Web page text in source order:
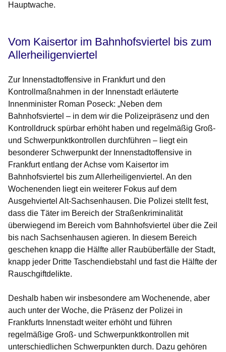
Hauptwache.
Vom Kaisertor im Bahnhofsviertel bis zum
Allerheiligenviertel
Zur Innenstadtoffensive in Frankfurt und den
Kontrollmaßnahmen in der Innenstadt erläuterte
Innenminister Roman Poseck: „Neben dem
Bahnhofsviertel – in dem wir die Polizeipräsenz und den
Kontrolldruck spürbar erhöht haben und regelmäßig Groß-
und Schwerpunktkontrollen durchführen – liegt ein
besonderer Schwerpunkt der Innenstadtoffensive in
Frankfurt entlang der Achse vom Kaisertor im
Bahnhofsviertel bis zum Allerheiligenviertel. An den
Wochenenden liegt ein weiterer Fokus auf dem
Ausgehviertel Alt-Sachsenhausen. Die Polizei stellt fest,
dass die Täter im Bereich der Straßenkriminalität
überwiegend im Bereich vom Bahnhofsviertel über die Zeil
bis nach Sachsenhausen agieren. In diesem Bereich
geschehen knapp die Hälfte aller Raubüberfälle der Stadt,
knapp jeder Dritte Taschendiebstahl und fast die Hälfte der
Rauschgiftdelikte.
Deshalb haben wir insbesondere am Wochenende, aber
auch unter der Woche, die Präsenz der Polizei in
Frankfurts Innenstadt weiter erhöht und führen
regelmäßige Groß- und Schwerpunktkontrollen mit
unterschiedlichen Schwerpunkten durch. Dazu gehören